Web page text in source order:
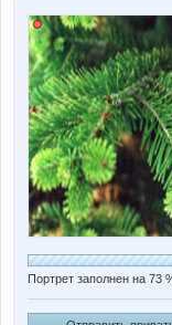
Портрет заполнен на 73